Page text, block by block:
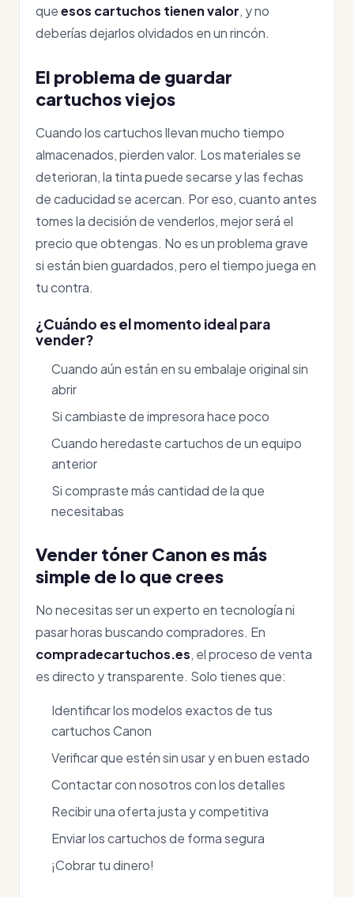
queesos cartuchos tienen valor, y no
deberías dejarlos olvidados en un rincón.
El problema de guardar
cartuchos viejos
Cuando los cartuchos llevan mucho tiempo
almacenados, pierden valor. Los materiales se
deterioran, la tinta puede secarse y las fechas
de caducidad se acercan. Por eso, cuanto antes
tomes la decisión de venderlos, mejor será el
precio que obtengas. No es un problema grave
si están bien guardados, pero el tiempo juega en
tu contra.
¿Cuándo es el momento ideal para
vender?
Cuando aún están en su embalaje original sin
abrir
Si cambiaste de impresora hace poco
Cuando heredaste cartuchos de un equipo
anterior
Si compraste más cantidad de la que
necesitabas
Vender tóner Canon es más
simple de lo que crees
No necesitas ser un experto en tecnología ni
pasar horas buscando compradores. En
compradecartuchos.es, el proceso de venta
es directo y transparente. Solo tienes que:
Identificar los modelos exactos de tus
cartuchos Canon
Verificar que estén sin usar y en buen estado
Contactar con nosotros con los detalles
Recibir una oferta justa y competitiva
Enviar los cartuchos de forma segura
¡Cobrar tu dinero!